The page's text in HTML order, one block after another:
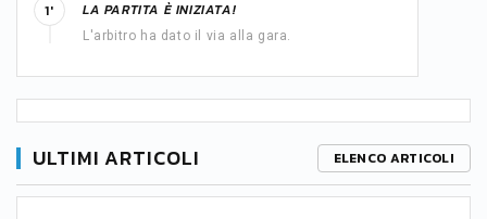
LA PARTITA È INIZIATA!
L'arbitro ha dato il via alla gara.
1'
ULTIMI ARTICOLI ELENCO ARTICOLI